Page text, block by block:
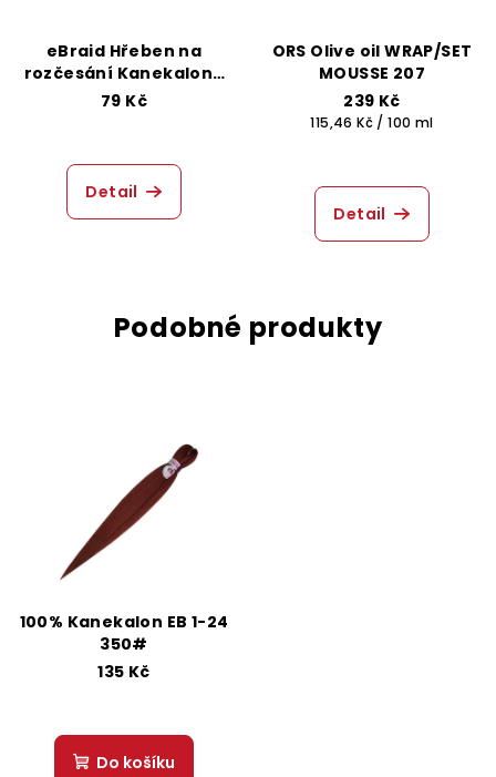
eBraid Hřeben na
rozčesání Kanekalonu
- Růžový
79 Kč
Detail
ORS Olive oil WRAP/SET
MOUSSE 207
239 Kč
Měrná
115,46 Kč / 100 ml
Detail
Podobné produkty
100% Kanekalon EB 1-24
350#
135 Kč
Do košíku